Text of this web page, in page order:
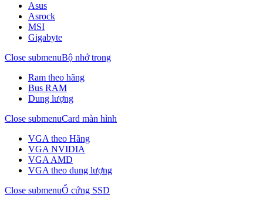
Asus
Asrock
MSI
Gigabyte
Close submenuBộ nhớ trong
Ram theo hãng
Bus RAM
Dung lượng
Close submenuCard màn hình
VGA theo Hãng
VGA NVIDIA
VGA AMD
VGA theo dung lượng
Close submenuỔ cứng SSD